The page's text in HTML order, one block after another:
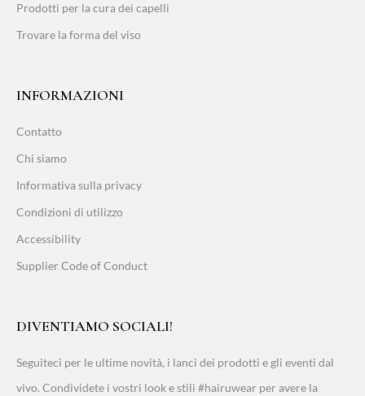
Prodotti per la cura dei capelli
Trovare la forma del viso
INFORMAZIONI
Contatto
Chi siamo
Informativa sulla privacy
Condizioni di utilizzo
Accessibility
Supplier Code of Conduct
DIVENTIAMO SOCIALI!
Seguiteci per le ultime novità, i lanci dei prodotti e gli eventi dal
vivo. Condividete i vostri look e stili #hairuwear per avere la